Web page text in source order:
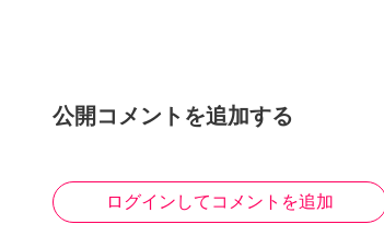
公開コメントを追加する
ログインしてコメントを追加